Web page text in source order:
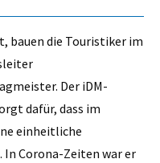
bauen die Touristiker im
Der iDM-
dafür, dass im
einheitliche
In Corona-Zeiten war er